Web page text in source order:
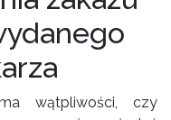
wątpliwości, czy